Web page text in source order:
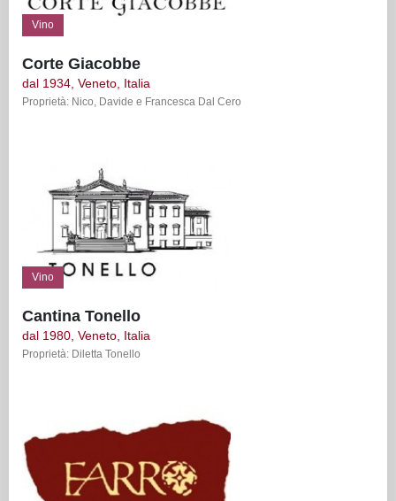
Vino
Corte Giacobbe
dal 1934, Veneto, Italia
Proprietà: Nico, Davide e Francesca Dal Cero
Vino
Cantina Tonello
dal 1980, Veneto, Italia
Proprietà: Diletta Tonello